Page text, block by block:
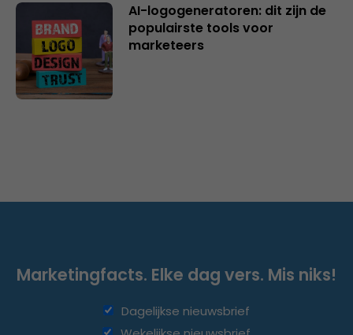
AI-logogeneratoren: dit zijn de
populairste tools voor
marketeers
Marketingfacts. Elke dag vers. Mis niks!
Dagelijkse nieuwsbrief